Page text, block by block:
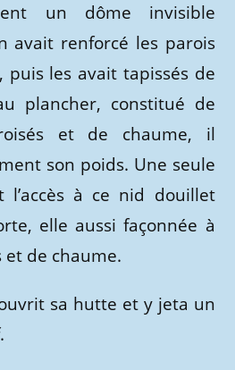
un dôme invisible
avait renforcé les parois
puis les avait tapissés de
plancher, constitué de
et de chaume, il
son poids. Une seule
l’accès à ce nid douillet
elle aussi façonnée à
et de chaume.
sa hutte et y jeta un